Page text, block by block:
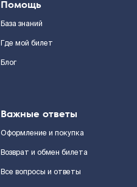
Помощь
База знаний
Где мой билет
Блог
Важные ответы
Оформление и покупка
Возврат и обмен билета
Все вопросы и ответы